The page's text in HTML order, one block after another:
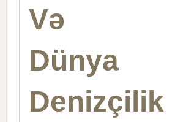
Və
Dünya
Denizçilik